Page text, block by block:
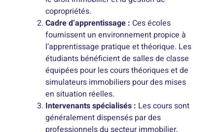
copropriétés.
Cadre d’apprentissage : Ces écoles
fournissent un environnement propice à
l’apprentissage pratique et théorique. Les
étudiants bénéficient de salles de classe
équipées pour les cours théoriques et de
simulateurs immobiliers pour des mises
en situation réelles.
Intervenants spécialisés : Les cours sont
généralement dispensés par des